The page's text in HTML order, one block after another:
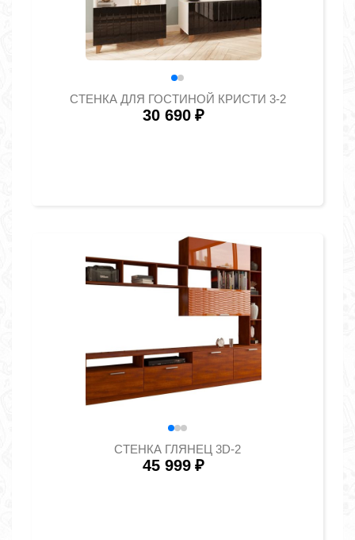
СТЕНКА ДЛЯ ГОСТИНОЙ КРИСТИ 3-2
30 690 ₽
СТЕНКА ГЛЯНЕЦ 3D-2
45 999 ₽